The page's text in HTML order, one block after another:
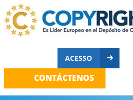
ACESSO
CONTÁCTENOS